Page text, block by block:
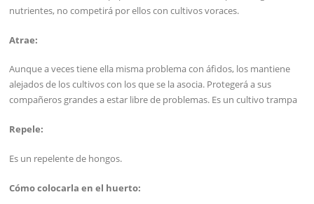
nutrientes, no competirá por ellos con cultivos voraces.
Atrae:
Aunque a veces tiene ella misma problema con áfidos, los mantiene
alejados de los cultivos con los que se la asocia. Protegerá a sus
compañeros grandes a estar libre de problemas. Es un cultivo trampa
Repele:
Es un repelente de hongos.
Cómo colocarla en el huerto: